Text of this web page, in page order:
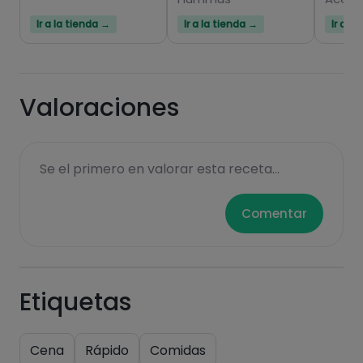
Ir a la tienda → Ir a la tienda → Ir a
Valoraciones
Se el primero en valorar esta receta...
Comentar
Etiquetas
Cena Rápido Comidas